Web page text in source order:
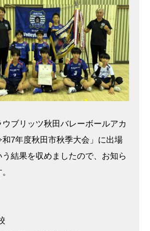
ウブリッツ秋田バレーボールアカ
和7年度秋田市秋季大会」に出場
う結果を収めましたので、お知ら